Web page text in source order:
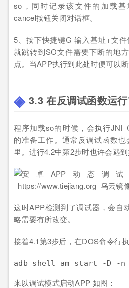
so，同时记录该文件的加载
cancel按钮关闭对话框。
5、按下快捷键G 输入基址+文
就跳转到SO文件需要下断的地
点。当APP执行到此处时便可以断
3.3 在反调试函数运
程序加载so的时候，会执行
的准备工作。通常反调试函数也
里。进行4.2中第2步时也许会遇到
这时APP检测到了调试器，会自
略需要有所改变。
接着4.1第3步后，在DOS命令行执
来以调试模式启动APP 如图：